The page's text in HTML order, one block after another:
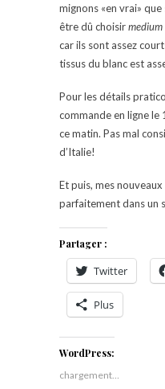
mignons «en vrai»
être dû choisirmedium
car ils sont assez
tissus du blanc est
Pour les détails
commande en ligne le
ce matin. Pas mal
d’Italie!
Et puis, mes
parfaitement dans un
Partager :
Twitter
Plus
WordPress:
chargement…